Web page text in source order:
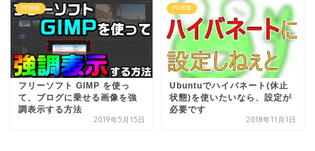
PC情報
フリーソフト GIMP を使っ
て、ブログに乗せる画像を強
調表示する方法
2019年5月15日
PC情報
Ubuntuでハイバネート(休止
状態)を使いたいなら、設定が
必要です
2018年11月1日